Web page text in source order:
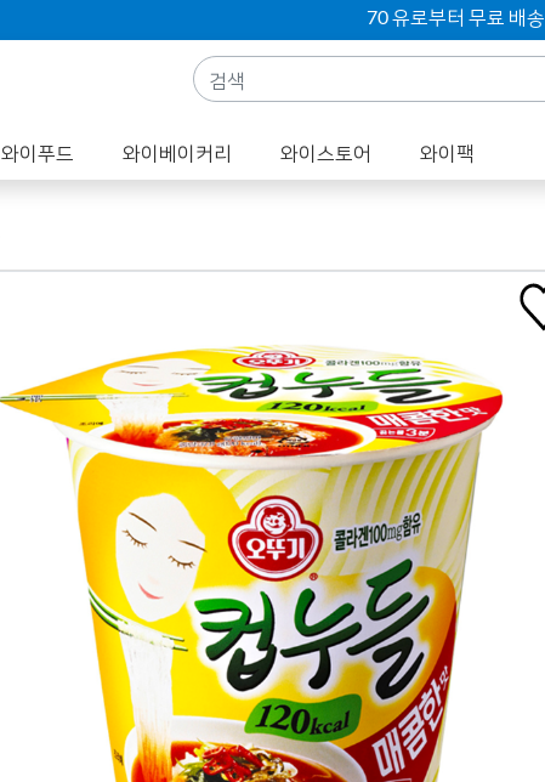
70 유로부터 무료 배송
와이푸드 와이베이커리 와이스토어 와이팩